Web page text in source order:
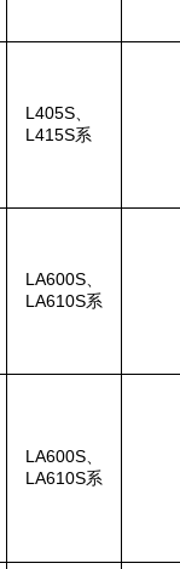
L405S、
L415S系
LA600S、
LA610S系
LA600S、
LA610S系